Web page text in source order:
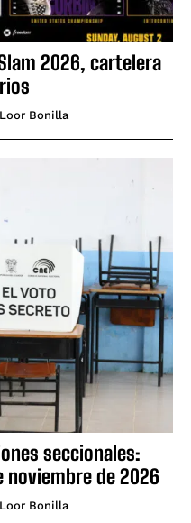
2026, cartelera
Bonilla
seccionales:
noviembre de 2026
Bonilla